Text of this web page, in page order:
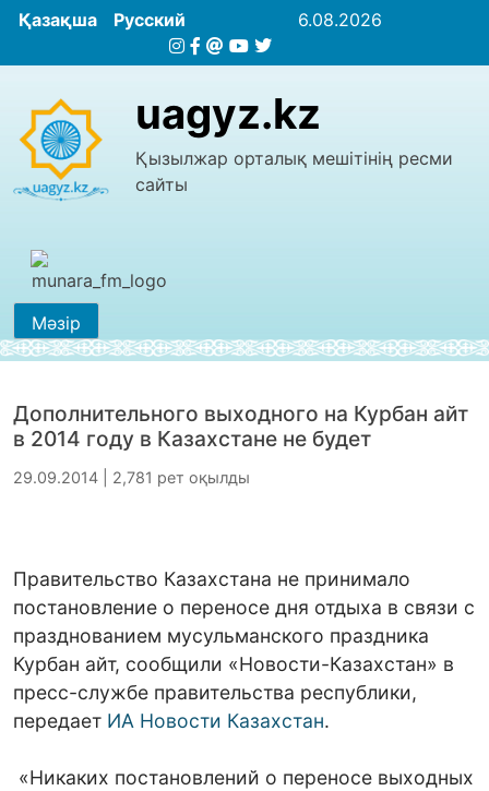
Қазақша Русский 6.08.2026
uagyz.kz
Қызылжар орталық мешітінің ресми
сайты
Мәзір
Дополнительного выходного на Курбан айт
в 2014 году в Казахстане не будет
29.09.2014 | 2,781 рет оқылды
Правительство Казахстана не принимало
постановление о переносе дня отдыха в связи с
празднованием мусульманского праздника
Курбан айт, сообщили «Новости-Казахстан» в
пресс-службе правительства республики,
передает ИА Новости Казахстан.
«Никаких постановлений о переносе выходных